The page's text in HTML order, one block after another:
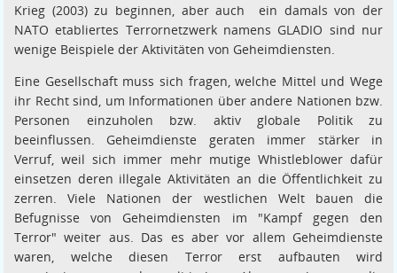
Krieg (2003) zu beginnen, aber auch ein damals von der
NATO etabliertes Terrornetzwerk namens GLADIO sind nur
wenige Beispiele der Aktivitäten von Geheimdiensten.
Eine Gesellschaft muss sich fragen, welche Mittel und Wege
ihr Recht sind, um Informationen über andere Nationen bzw.
Personen einzuholen bzw. aktiv globale Politik zu
beeinflussen. Geheimdienste geraten immer stärker in
Verruf, weil sich immer mehr mutige Whistleblower dafür
einsetzen deren illegale Aktivitäten an die Öffentlichkeit zu
zerren. Viele Nationen der westlichen Welt bauen die
Befugnisse von Geheimdiensten im "Kampf gegen den
Terror" weiter aus. Das es aber vor allem Geheimdienste
waren, welche diesen Terror erst aufbauten wird